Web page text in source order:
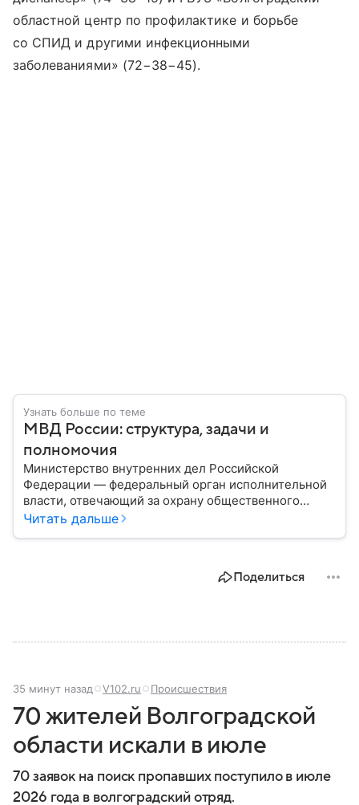
областной центр по профилактике и борьбе
со СПИД и другими инфекционными
заболеваниями» (72−38−45).
Узнать больше по теме
МВД России: структура, задачи и
полномочия
Министерство внутренних дел Российской
Федерации — федеральный орган исполнительной
власти, отвечающий за охрану общественного
порядка, борьбу с преступностью, обеспечение
России, какие задачи выполняет министерство, как
Читать дальше
Поделиться
35 минут назад V102.ru Происшествия
70 жителей Волгоградской
области искали в июле
70 заявок на поиск пропавших поступило в июле
2026 года в волгоградский отряд.